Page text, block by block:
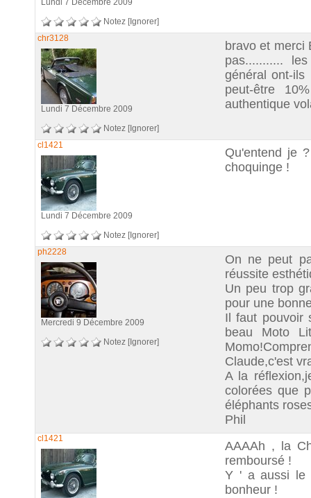
Lundi 7 Décembre 2009
Notez [Ignorer]
chr3128
Lundi 7 Décembre 2009
Notez [Ignorer]
bravo et merci
pas...........
général ont-
peut-être
authentique
cl1421
Lundi 7 Décembre 2009
Notez [Ignorer]
Qu'entend je
choquinge !
ph2228
Mercredi 9 Décembre 2009
Notez [Ignorer]
On ne peut
réussite
Un peu trop
pour une
Il faut pouvoir
beau Moto
Claude,c'est
A la
colorées que
éléphants
Phil
cl1421
AAAAh , la
remboursé !
Y ' a aussi le
bonheur !